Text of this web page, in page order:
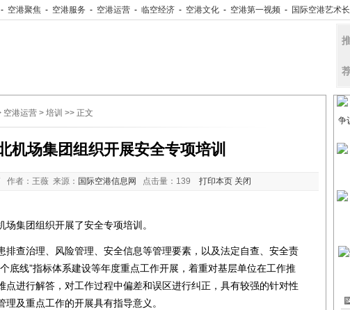
- 空港聚焦 - 空港服务 - 空港运营 - 临空经济 - 空港文化 - 空港第一视频 - 国际空港艺术
空港运营 > 培训 >> 正文
机场集团组织开展安全专项培训
作者：王薇 来源： 国际空港信息网 点击量： 139 打印本页 关闭
团组织开展了安全专项培训。
查治理、风险管理、安全信息等管理要素，以及法定自查、安全责
底线”指标体系建设等年度重点工作开展，着重对基层单位在工作推
点进行解答，对工作过程中偏差和误区进行纠正，具有较强的针对性
理及重点工作的开展具有指导意义。